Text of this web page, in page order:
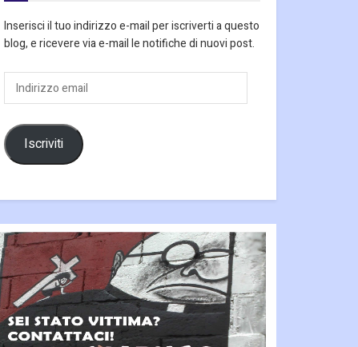
Inserisci il tuo indirizzo e-mail per iscriverti a questo
blog, e ricevere via e-mail le notifiche di nuovi post.
Indirizzo
email
Iscriviti